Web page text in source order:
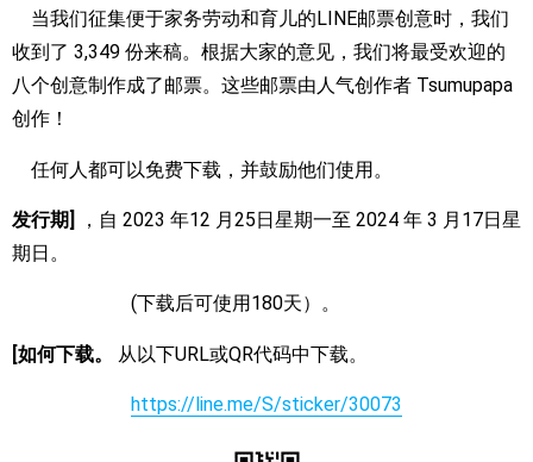
当我们征集便于家务劳动和育儿的 LINE邮票创意时，我们
收到了 3,349 份来稿。根据大家的意见，我们将最受欢迎的
八个创意制作成了邮票。这些邮票由人气创作者 Tsumupapa
创作！
任何人都可以免费下载，并鼓励他们使用。
发行期] ，自 2023 年12 月25日星期一至 2024 年 3 月 17日星
期日。
(下载后可使用 180天）。
[如何下载。 从以下URL或QR代码中下载。
https://line.me/S/sticker/30073